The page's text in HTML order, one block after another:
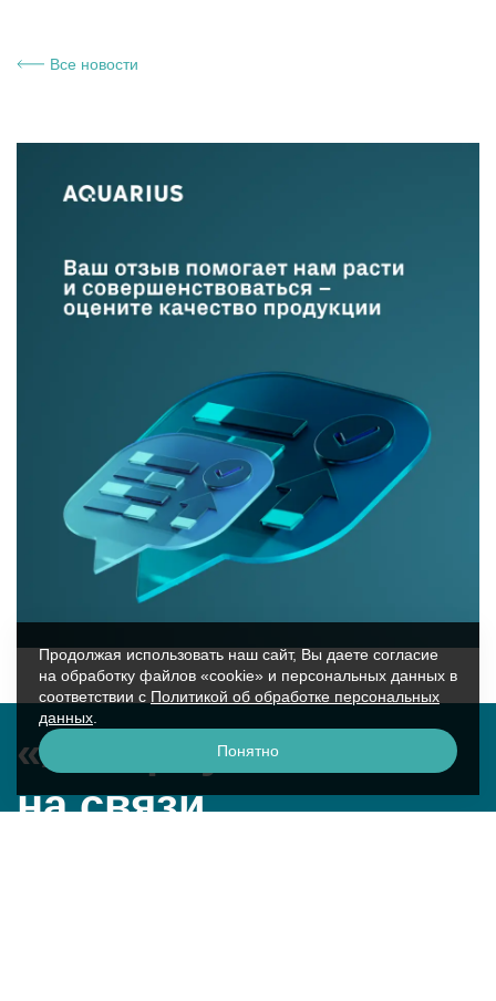
Все новости
«Аквариус»
на связи
Продолжая использовать наш сайт, Вы даете согласие
на обработку файлов «cookie» и персональных данных в
соответствии с Политикой об обработке персональных
данных
Понятно